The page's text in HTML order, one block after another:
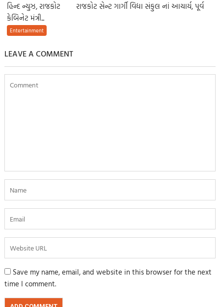
હિન્દ ન્યુઝ, રાજકોટ રાજકોટ સેન્ટ ગાર્ગી વિદ્યા સંકુલ નાં આચાર્ય, પૂર્વ
કેબિનેટ મંત્રી...
Entertainment
LEAVE A COMMENT
Save my name, email, and website in this browser for the next
time I comment.